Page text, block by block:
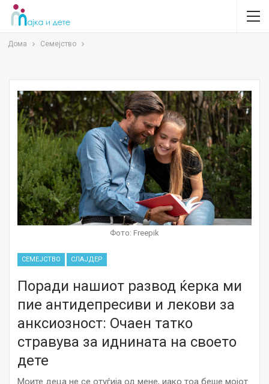
Дома Семејство
Фото: Freepik
СЕМЕЈСТВО СЛАЈДЕР
Поради нашиот развод ќерка ми
пие антидепресиви и лекови за
анксиозност: Очаен татко
стравува за иднината на своето
дете
Моите деца не се отуѓија од мене, иако тоа беше мојот